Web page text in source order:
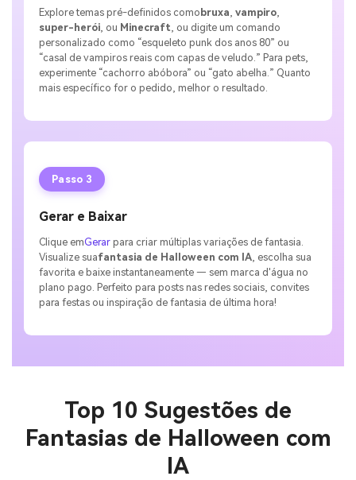
Explore temas pré-definidos como bruxa,vampiro,
super-herói, ou Minecraft, ou digite um comando
personalizado como “esqueleto punk dos anos 80” ou
“casal de vampiros reais com capas de veludo.” Para pets,
experimente “cachorro abóbora” ou “gato abelha.” Quanto
mais específico for o pedido, melhor o resultado.
Passo 3
Gerar e Baixar
Clique emGerar para criar múltiplas variações de fantasia.
Visualize suafantasia de Halloween com IA, escolha sua
favorita e baixe instantaneamente — sem marca d'água no
plano pago. Perfeito para posts nas redes sociais, convites
para festas ou inspiração de fantasia de última hora!
Top 10 Sugestões de
Fantasias de Halloween com
IA